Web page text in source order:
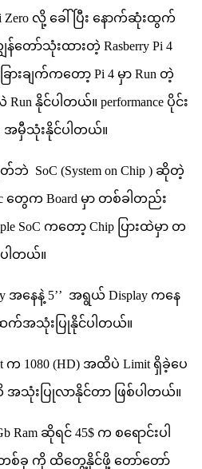
Zero လို့ ခေါ်ပြီး နောက်ဆုံးထွက်
ော်သုံးထားတဲ့ Rasberry Pi 4
ြားချက်ကတော့ Pi 4 မှာ Run တဲ့
နိုင်ပါတယ်။ performance ပိုင်း
အမှီသုံးနိုင်ပါတယ်။
SoC (System on Chip ) ဆိုတဲ့
တွေက Board မှာ တစ်ခါတည်း
SoC ကတော့ Chip ပြားထဲမှာ တ
ါတယ်။
အနေနဲ့ 5’’ အရွယ် Display ကနေ
ဆက်အသုံးပြုနိုင်ပါတယ်။
က 1080 (HD) အထိပဲ Limit ရှိခဲ့ပေ
ထိ အသုံးပြုလာနိုင်တာ ဖြစ်ပါတယ်။
Ram ဆိုရင် 45$ က စရောင်းပါ
တစ်ခု ကို ထိတွေ့နိုင်ဖို့ တော်တော်